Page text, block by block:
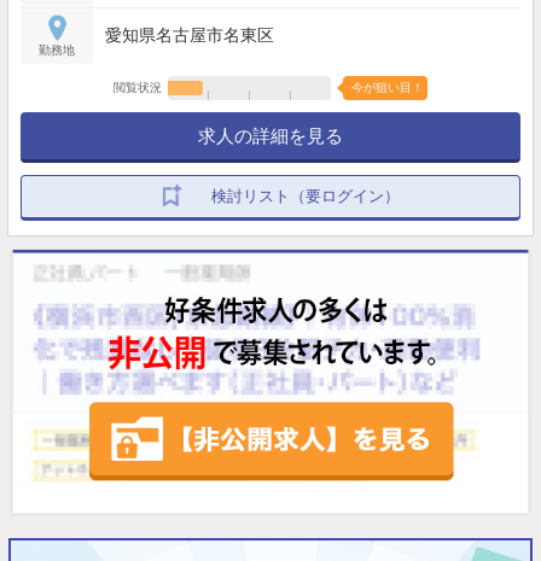
勤務地
愛知県名古屋市名東区
閲覧状況 今が狙い目！
求人の詳細を見る
検討リスト（要ログイン）